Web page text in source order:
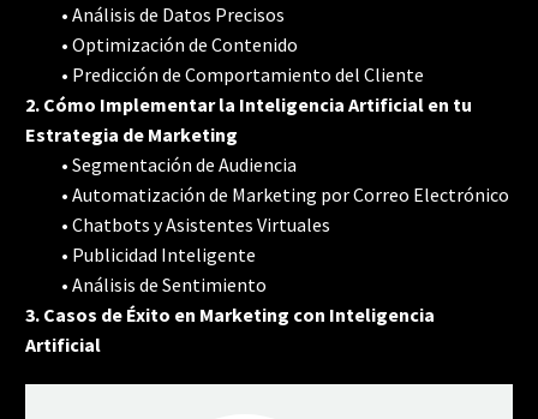
• Análisis de Datos Precisos
• Optimización de Contenido
• Predicción de Comportamiento del Cliente
2. Cómo Implementar la Inteligencia Artificial en tu
Estrategia de Marketing
• Segmentación de Audiencia
• Automatización de Marketing por Correo Electrónico
• Chatbots y Asistentes Virtuales
• Publicidad Inteligente
• Análisis de Sentimiento
3. Casos de Éxito en Marketing con Inteligencia
Artificial